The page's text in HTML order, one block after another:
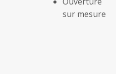
sur mesure